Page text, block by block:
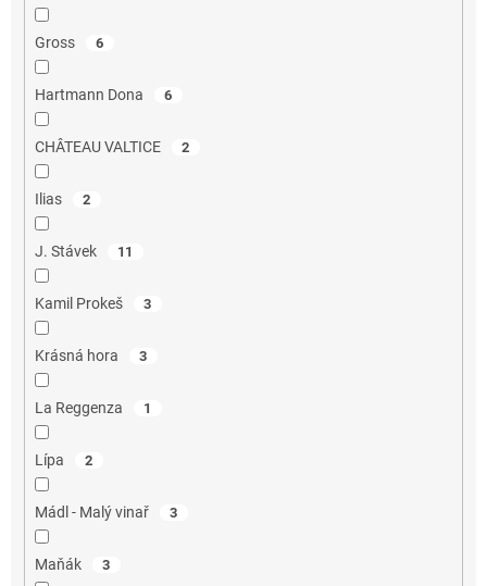
Gross 6
Hartmann Dona 6
CHÂTEAU VALTICE 2
Ilias 2
J. Stávek 11
Kamil Prokeš 3
Krásná hora 3
La Reggenza 1
Lípa 2
Mádl - Malý vinař 3
Maňák 3